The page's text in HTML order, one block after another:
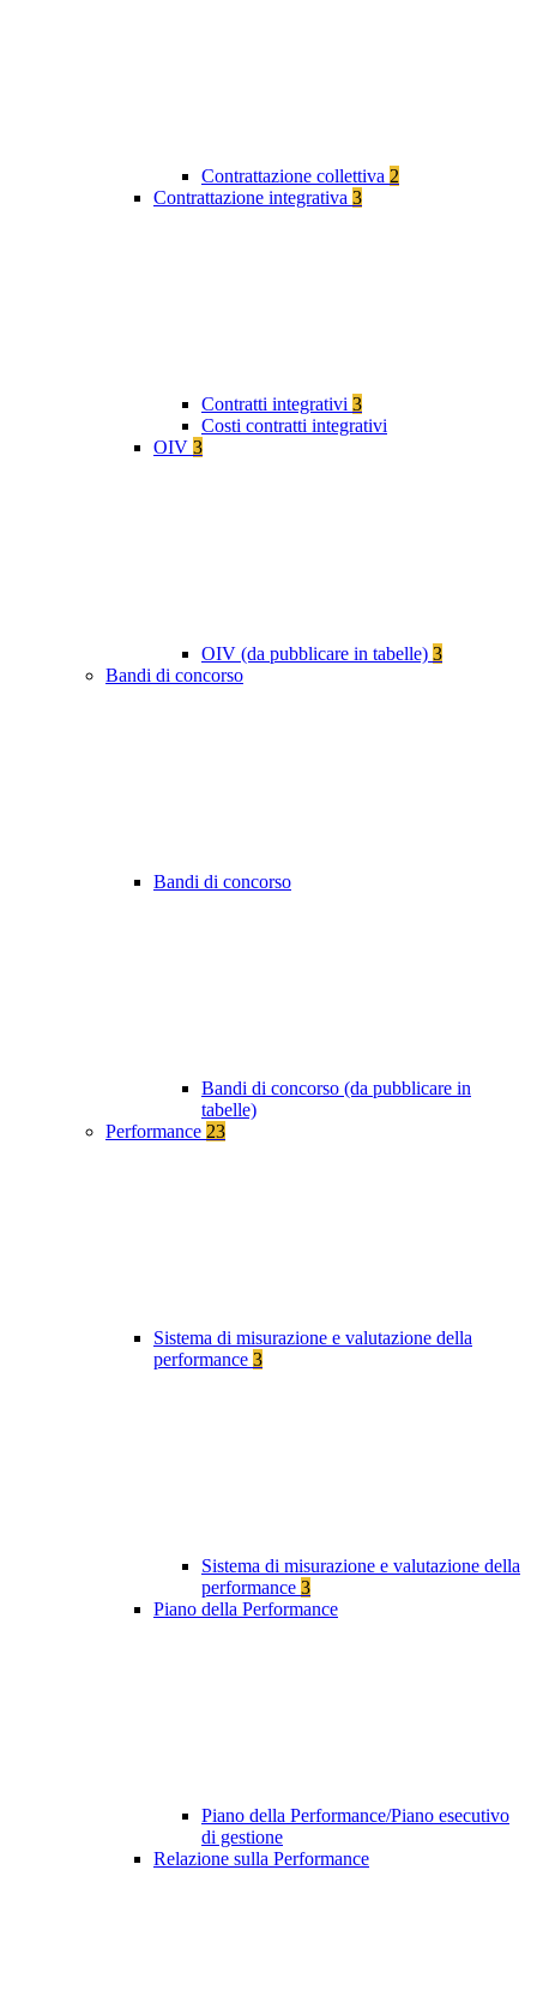
Contrattazione collettiva 2
Contrattazione integrativa 3
Contratti integrativi 3
Costi contratti integrativi
OIV 3
OIV (da pubblicare in tabelle) 3
Bandi di concorso
Bandi di concorso
Bandi di concorso (da pubblicare in
tabelle)
Performance 23
Sistema di misurazione e valutazione della
performance 3
Sistema di misurazione e valutazione della
performance 3
Piano della Performance
Piano della Performance/Piano esecutivo
di gestione
Relazione sulla Performance